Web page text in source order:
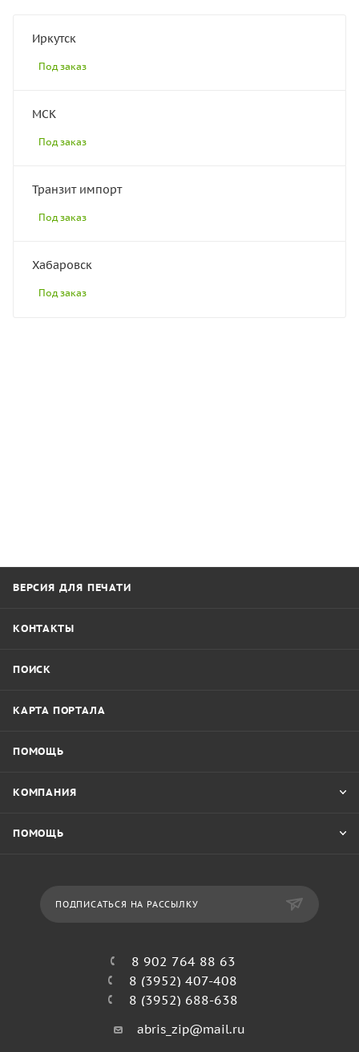
Иркутск
Под заказ
МСК
Под заказ
Транзит импорт
Под заказ
Хабаровск
Под заказ
ВЕРСИЯ ДЛЯ ПЕЧАТИ
КОНТАКТЫ
ПОИСК
КАРТА ПОРТАЛА
ПОМОЩЬ
КОМПАНИЯ
ПОМОЩЬ
ПОДПИСАТЬСЯ НА РАССЫЛКУ
8 902 764 88 63
8 (3952) 407-408
8 (3952) 688-638
abris_zip@mail.ru